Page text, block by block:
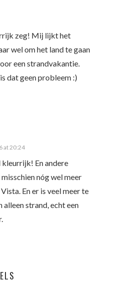
zeg! Mij lijkt het
wel om het land te gaan
een strandvakantie.
dat geen probleem :)
at 20:24
kleurrijk! En andere
nóg wel meer
En er is veel meer te
alleen strand, echt een